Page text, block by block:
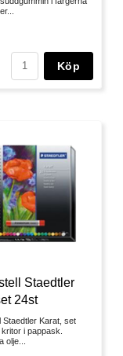
Köp
Staedtler
24st
Staedtler Karat, set
i pappask.
olje...